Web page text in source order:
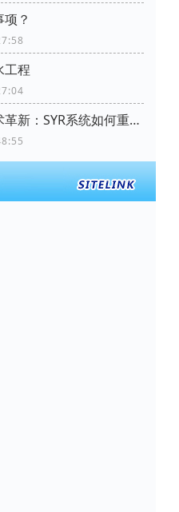
？
工程
工业厂房屋顶防护的技术革新：SYR系统如何重塑行业标准